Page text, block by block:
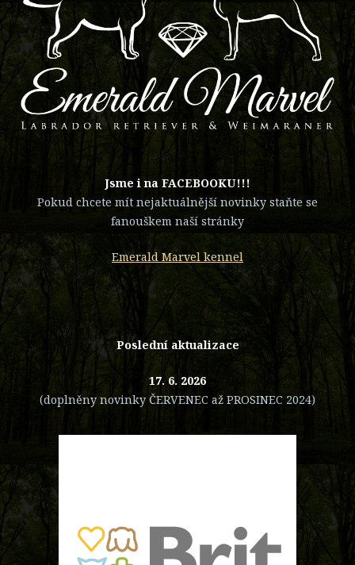
​Jsme i na FACEBOOKU!!!
Pokud chcete mít nejaktuálnější novinky staňte se
fanouškem naší stránky
Emerald Marvel kennel
Poslední aktualizace
17. 6. 2026
(doplněny novinky ČERVENEC až PROSINEC 2024)